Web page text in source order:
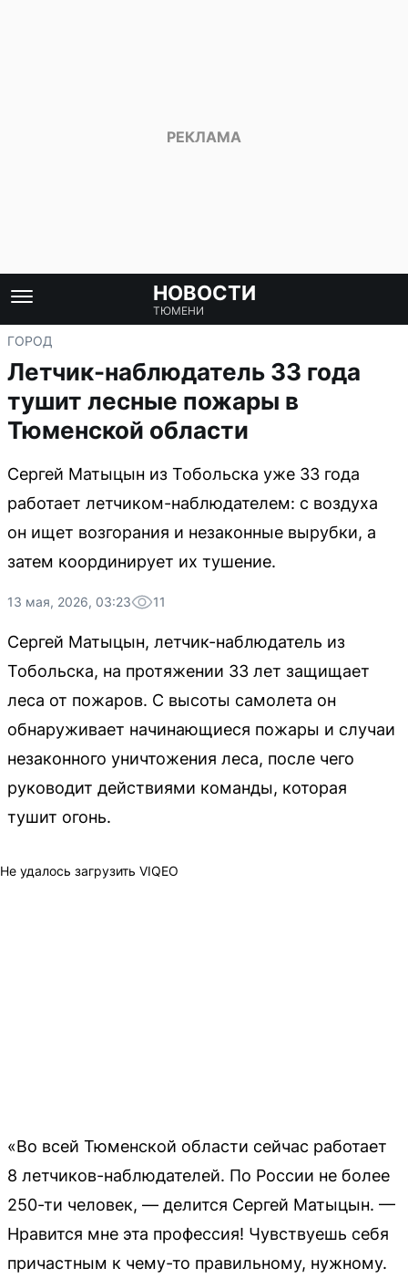
НОВОСТИ
ТЮМЕНИ
ГОРОД
Летчик-наблюдатель 33 года
тушит лесные пожары в
Тюменской области
Сергей Матыцын из Тобольска уже 33 года
работает летчиком-наблюдателем: с воздуха
он ищет возгорания и незаконные вырубки, а
затем координирует их тушение.
13 мая, 2026, 03:23 11
Сергей Матыцын, летчик-наблюдатель из
Тобольска, на протяжении 33 лет защищает
леса от пожаров. С высоты самолета он
обнаруживает начинающиеся пожары и случаи
незаконного уничтожения леса, после чего
руководит действиями команды, которая
тушит огонь.
Не удалось загрузить VIQEO
«Во всей Тюменской области сейчас работает
8 летчиков-наблюдателей. По России не более
250-ти человек, — делится Сергей Матыцын. —
Нравится мне эта профессия! Чувствуешь себя
причастным к чему-то правильному, нужному.